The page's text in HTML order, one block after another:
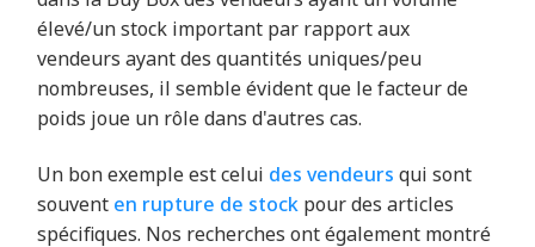
élevé/un stock important par rapport aux
vendeurs ayant des quantités uniques/peu
nombreuses, il semble évident que le facteur de
poids joue un rôle dans d'autres cas.
Un bon exemple est celui des vendeurs qui sont
souvent en rupture de stock pour des articles
spécifiques. Nos recherches ont également montré